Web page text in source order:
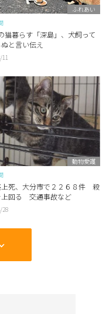
ふれあい
猫暮らす「深島」、犬飼って
と言い伝え
動物愛護
上死、大分市で２２６８件 殺
上回る 交通事故など
28